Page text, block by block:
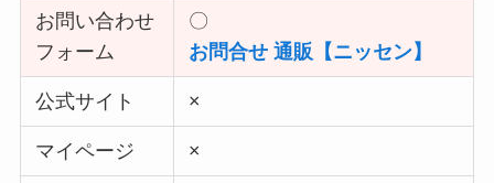
お問い合わせ
フォーム
〇
お問合せ 通販【ニッセン】
公式サイト ×
マイページ ×